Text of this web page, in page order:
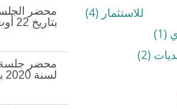
للاستثمار (4)
(1)
(2)
بتاريخ 22 أوت 2020
محضر جلسة
لسنة 2020 بتاريخ 07 نوفمبر 2020